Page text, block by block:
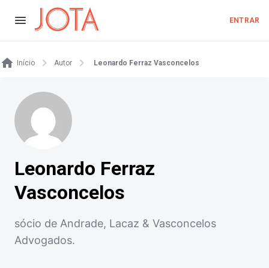
ENTRAR
Início Autor Leonardo Ferraz Vasconcelos
Leonardo Ferraz
Vasconcelos
sócio de Andrade, Lacaz & Vasconcelos
Advogados.